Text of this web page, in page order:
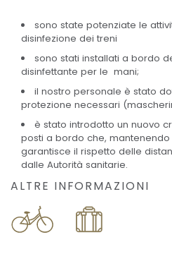
sono state potenziate le
disinfezione dei treni
sono stati installati a bordo
disinfettante per le mani;
il nostro personale è stato
protezione necessari
è stato introdotto un nuovo
posti a bordo che,
garantisce il rispetto delle
dalle Autorità sanitarie.
ALTRE INFORMAZIONI